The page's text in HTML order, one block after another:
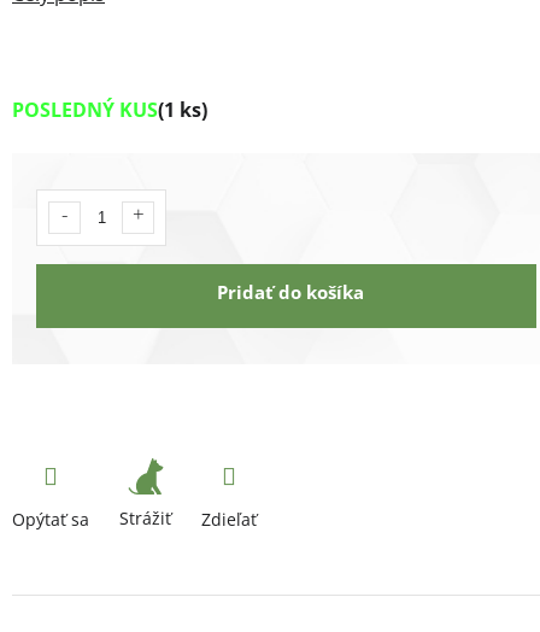
POSLEDNÝ KUS(1 ks)
Pridať do košíka
Opýtať sa Strážiť Zdieľať